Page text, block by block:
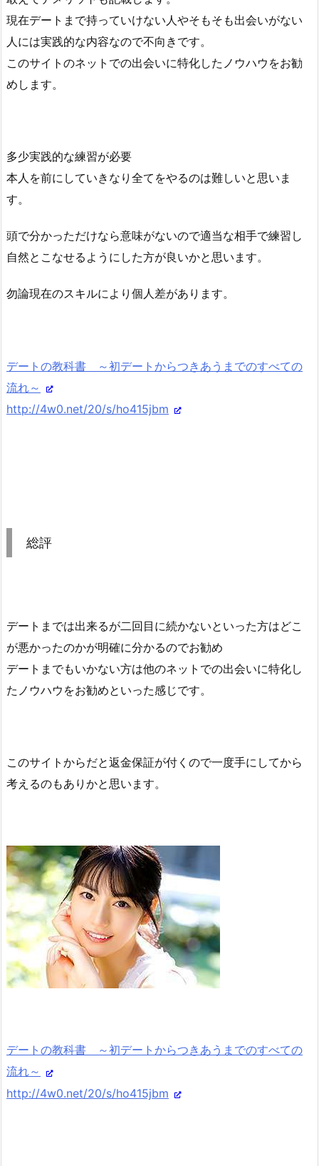
現在デートまで持っていけない人やそもそも出会いがない
人には実践的な内容なので不向きです。
このサイトのネットでの出会いに特化したノウハウをお勧
めします。
多少実践的な練習が必要
本人を前にしていきなり全てをやるのは難しいと思いま
す。
頭で分かっただけなら意味がないので適当な相手で練習し
自然とこなせるようにした方が良いかと思います。
勿論現在のスキルにより個人差があります。
デートの教科書 ～初デートからつきあうまでのすべての
流れ～
http://4w0.net/20/s/ho415jbm
総評
デートまでは出来るが二回目に続かないといった方はどこ
が悪かったのかが明確に分かるのでお勧め
デートまでもいかない方は他のネットでの出会いに特化し
たノウハウをお勧めといった感じです。
このサイトからだと返金保証が付くので一度手にしてから
考えるのもありかと思います。
デートの教科書 ～初デートからつきあうまでのすべての
流れ～
http://4w0.net/20/s/ho415jbm